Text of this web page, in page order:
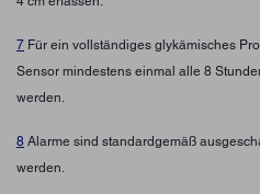
7 Für ein vollständiges glykämisches
Sensor mindestens einmal alle 8
werden.
8 Alarme sind standardgemäß
werden.